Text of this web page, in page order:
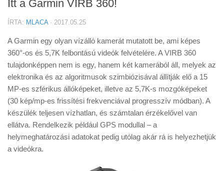
Cikkek
Firmware
Tudástár
Érdekességek
Helyszíni Riport
E-BB
Itt a Garmin VIRB 360!
ÍRTA: MLACA· 2017.05.25
A Garmin egy olyan vízálló kamerát mutatott be, ami képes
360°-os és 5,7K felbontású videók felvételére. A VIRB 360
tulajdonképpen nem is egy, hanem két kamerából áll, melyek az
elektronika és az algoritmusok szimbiózisával állítják elő a 15
MP-es szférikus állóképeket, illetve az 5,7K-s mozgóképeket
(30 kép/mp-es frissítési frekvenciával progresszív módban). A
készülék teljesen vízhatlan, és számtalan érzékelővel van
ellátva. Rendelkezik például GPS modullal – a
helymeghatározási adatokat pedig utólag akár rá is helyezhetjük
a videókra.